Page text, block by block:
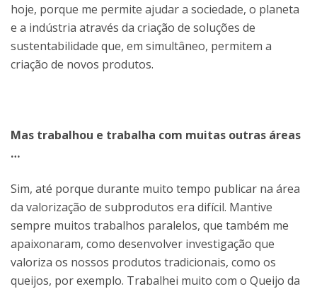
hoje, porque me permite ajudar a sociedade, o planeta
e a indústria através da criação de soluções de
sustentabilidade que, em simultâneo, permitem a
criação de novos produtos.
Mas trabalhou e trabalha com muitas outras áreas
…
Sim, até porque durante muito tempo publicar na área
da valorização de subprodutos era difícil. Mantive
sempre muitos trabalhos paralelos, que também me
apaixonaram, como desenvolver investigação que
valoriza os nossos produtos tradicionais, como os
queijos, por exemplo. Trabalhei muito com o Queijo da